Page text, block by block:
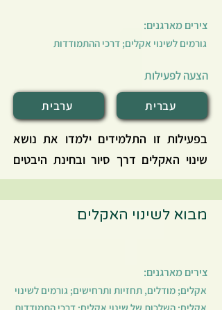
צירים מארגנים:
גורמים לשינוי אקלים; דרכי ההתמודדות
הצעה לפעילות
ערבית
עברית
בפעילות זו התלמידים ילמדו את נושא
שינוי האקלים דרך סיור ובחינת היבטים
שונים הקשורים לשינוי אקלים במרחב
הציבורי. פעילות זו מזמנת התבוננות
במרחב העירוני כאמצעי להעמקת
היבטים שונים ומושגים בנושא. הפעילות
מזמנת פעולה ועשייה לפי בחירת
מבוא לשינוי האקלים
צירים מארגנים:
אקלים; מודלים, תחזיות ותרחישים; גורמים לשינוי